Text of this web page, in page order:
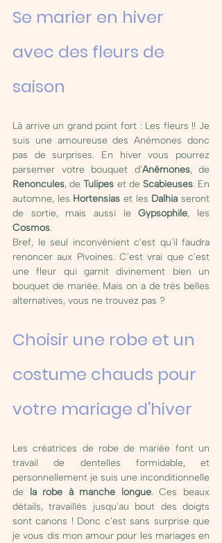
Se marier en hiver
avec des fleurs de
saison
Là arrive un grand point fort : Les fleurs !! Je
suis une amoureuse des Anémones donc
pas de surprises. En hiver vous pourrez
parsemer votre bouquet d'Anémones
Renoncules, de Tulipes et de Scabieuses. En
automne, les Hortensias et les Dalhia seront
de sortie, mais aussi le Gypsophile
Cosmos.
Bref, le seul inconvénient c'est qu'il faudra
renoncer aux Pivoines. C'est vrai que c'est
une fleur qui garnit divinement bien un
bouquet de mariée. Mais on a de très belles
alternatives, vous ne trouvez pas ?
Choisir une robe et un
costume chauds pour
votre mariage d'hiver
Les créatrices de robe de mariée font un
travail de dentelles formidable, et
personnellement je suis une inconditionnelle
de la robe à manche longue. Ces beaux
détails, travaillés jusqu'au bout des doigts
sont canons ! Donc c'est sans surprise que
je vous dis mon amour pour les mariages en